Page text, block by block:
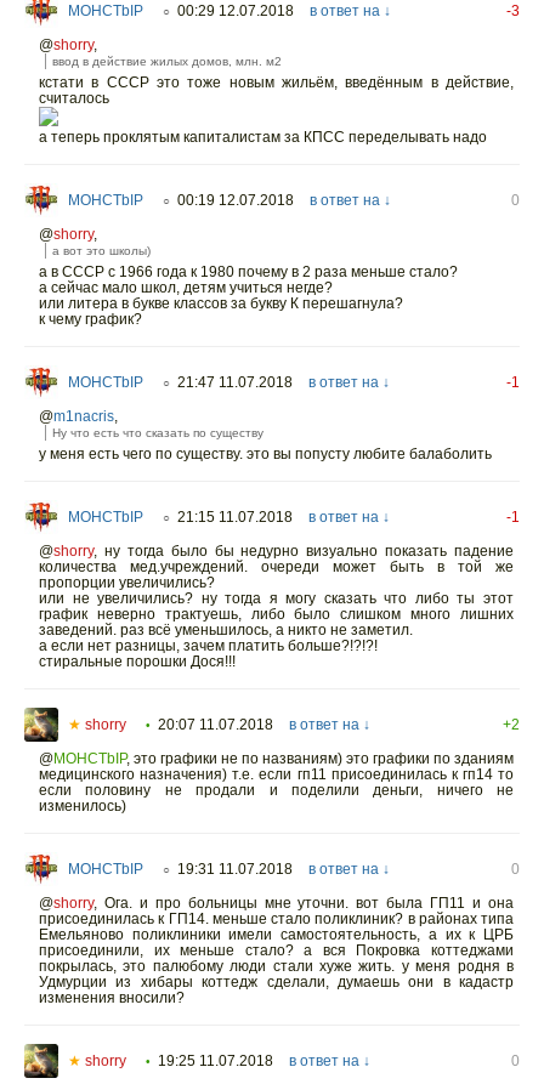
MOHCTbIP ○ 00:29 12.07.2018 в ответ на ↓
-3
@shorry,
ввод в действие жилых домов, млн. м2
кстати в СССР это тоже новым жильём, введённым в действие,
считалось
а теперь проклятым капиталистам за КПСС переделывать надо
MOHCTbIP ○ 00:19 12.07.2018 в ответ на ↓
0
@shorry,
а вот это школы)
а в СССР с 1966 года к 1980 почему в 2 раза меньше стало?
а сейчас мало школ, детям учиться негде?
или литера в букве классов за букву К перешагнула?
к чему график?
MOHCTbIP ○ 21:47 11.07.2018 в ответ на ↓
-1
@m1nacris
Ну что есть что сказать по существу
у меня есть чего по существу. это вы попусту любите балаболить
MOHCTbIP ○ 21:15 11.07.2018 в ответ на ↓
-1
@shorry, ну тогда было бы недурно визуально показать падение
количества мед.учреждений. очереди может быть в той же
пропорции увеличились?
или не увеличились? ну тогда я могу сказать что либо ты этот
график неверно трактуешь, либо было слишком много лишних
заведений. раз всё уменьшилось, а никто не заметил.
а если нет разницы, зачем платить больше?!?!?!
стиральные порошки Дося!!!
★ shorry • 20:07 11.07.2018 в ответ на ↓
+2
@MOHCTbIP, это графики не по названиям) это графики по зданиям
медицинского назначения) т.е. если гп11 присоединилась к гп14 то
если половину не продали и поделили деньги, ничего не
изменилось)
MOHCTbIP ○ 19:31 11.07.2018 в ответ на ↓
0
@shorry, Ога. и про больницы мне уточни. вот была ГП11 и она
присоединилась к ГП14. меньше стало поликлиник? в районах типа
Емельяново поликлиники имели самостоятельность, а их к ЦРБ
присоединили, их меньше стало? а вся Покровка коттеджами
покрылась, это палюбому люди стали хуже жить. у меня родня в
Удмурции из хибары коттедж сделали, думаешь они в кадастр
изменения вносили?
★ shorry • 19:25 11.07.2018 в ответ на ↓
0